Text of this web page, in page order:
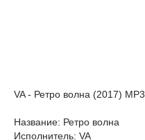
VA - Ретро волна (2017) MP3
Название: Ретро волна
Исполнитель: VA